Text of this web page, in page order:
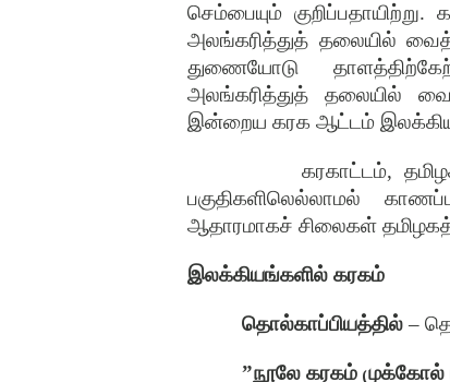
செம்பையும் குறிப்பதாயிற்று.
அலங்கரித்துத் தலையில்
துணையோடு
அலங்கரித்துத் தலையில்
இன்றைய கரக ஆட்டம்
கரகாட்டம்,
பகுதிகளிலெல்லாமல்
ஆதாரமாகச் சிலைகள்
இலக்கியங்களில் கரகம்
தொல்காப்பியத்தில்–
”நூலே கரகம்